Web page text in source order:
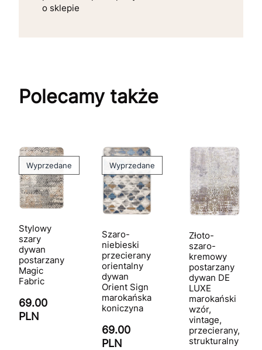
o sklepie
Polecamy także
Wyprzedane
Stylowy
szary
dywan
postarzany
Magic
Fabric
69.00
PLN
Wyprzedane
Szaro-
niebieski
przecierany
orientalny
dywan
Orient Sign
marokańska
koniczyna
69.00
PLN
Złoto-
szaro-
kremowy
postarzany
dywan DE
LUXE
marokański
wzór,
vintage,
przecierany,
strukturalny